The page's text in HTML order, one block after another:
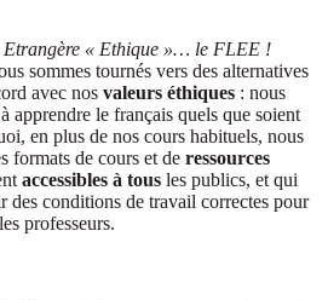
Etrangère « Ethique »… le FLEE !
sommes tournés vers des alternatives
avec nos valeurs éthiques : nous
apprendre le français quels que soient
en plus de nos cours habituels, nous
formats de cours et de ressources
accessibles à tous les publics, et qui
des conditions de travail correctes pour
les professeurs.